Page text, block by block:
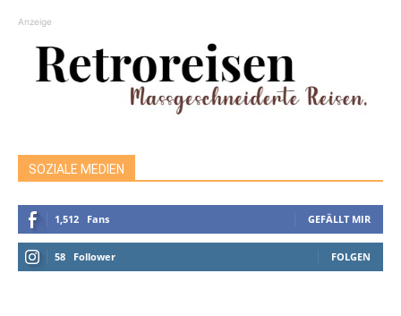
Anzeige
SOZIALE MEDIEN
1,512 Fans GEFÄLLT MIR
58 Follower FOLGEN